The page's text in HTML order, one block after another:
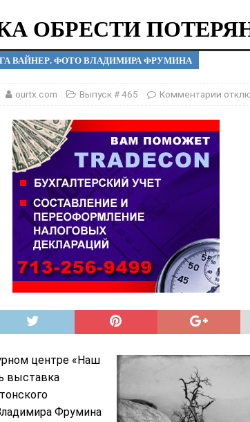
[ 20, август 2025 ] Alliance Fencing Academy
[ 30, июнь 2025 ]
ОБРЕСТИ
ВАЙНЕР. ФОТО ВЛАДИМИРА ФРУМИНА
ourtx.com Выпуск # 465 Комментарии
центре «Наш
выставка
Фрумина